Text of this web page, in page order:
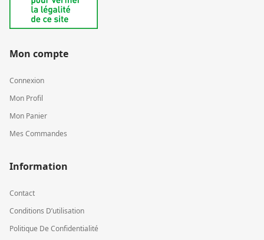
Mon compte
Connexion
Mon Profil
Mon Panier
Mes Commandes
Information
Contact
Conditions D’utilisation
Politique De Confidentialité